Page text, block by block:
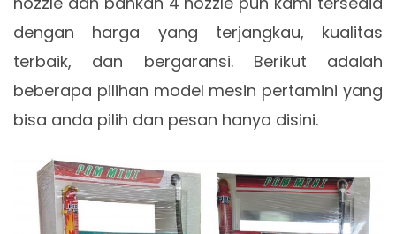
dengan harga yang terjangkau, kualitas
terbaik, dan bergaransi. Berikut adalah
beberapa pilihan model mesin pertamini yang
bisa anda pilih dan pesan hanya disini.